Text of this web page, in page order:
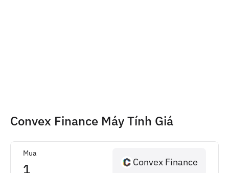
Convex Finance Máy Tính Giá
Mua
Convex Finance